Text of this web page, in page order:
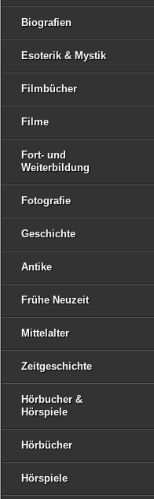
Biografien
Esoterik & Mystik
Filmbücher
Filme
Fort- und
Weiterbildung
Fotografie
Geschichte
Antike
Frühe Neuzeit
Mittelalter
Zeitgeschichte
Hörbucher &
Hörspiele
Hörbücher
Hörspiele